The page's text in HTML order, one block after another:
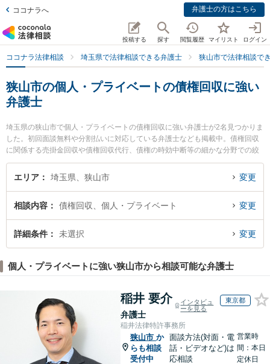
ココナラへ 弁護士の方はこちら
投稿する 探す 閲覧履歴 マイリスト ログイン
ココナラ法律相談 埼玉県で法律相談できる弁護士 狭山市で法律相談で
狭山市の個人・プライベートの債権回収に強い
弁護士
埼玉県の狭山市で個人・プライベートの債権回収に強い弁護士が2名見つかりま
した。初回面談無料や分割払いに対応している弁護士なども掲載中。債権回収
に関係する売掛金回収や債権回収代行、債権の時効中断等の細かな分野での絞
り込み検索もでき便利です。特に田島遼一法律事務所の田島 遼一弁護士や小
原・岡本法律事務所の岡本 聡治弁護士のプロフィール情報や弁護士費用、強み
トの債権回収のトラブル解決の実績豊富な近くの弁護士を検索したい』『初回
相談無料で個人・プライベートの債権回収を法律相談できる狭山市内の弁護士
に相談予約したい』などでお困りの相談者さんにおすすめです。
エリア 埼玉県、狭山市 変更
相談内容 債権回収、個人・プライベート 変更
詳細条件 未選択 変更
個人・プライベートに強い狭山市から相談可能な弁護士
稲井 要介
弁護士
インタビュ
ーを見る
東京都
稲井法律特許事務所
狭山市 か
らも相談
受付中
面談方法(対面・電
話・ビデオなど)は
応相談
営業時
間：本日
定休日